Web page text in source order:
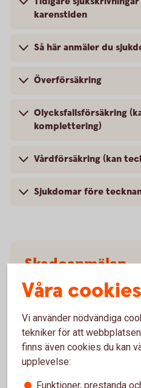
karenstiden
Så här anmäler du
Överförsäkring
Olycksfallsförsäkring
komplettering)
Vårdförsäkring (kan
Sjukdomar före
Skadeanmälan
Tre Kronor Försäkring AB
106 60 Stockholm
Telefon 0771-23 33 33
Våra
Vi använder nödvändiga
tekniker för att
finns även cookies du kan
upplevelse:
Funktioner, prestanda